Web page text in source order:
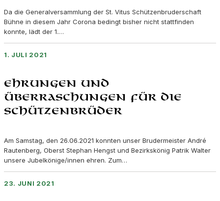
Da die Generalversammlung der St. Vitus Schützenbruderschaft
Bühne in diesem Jahr Corona bedingt bisher nicht stattfinden
konnte, lädt der 1.…
1. JULI 2021
Ehrungen und
Überraschungen für die
Schützenbrüder
Am Samstag, den 26.06.2021 konnten unser Brudermeister André
Rautenberg, Oberst Stephan Hengst und Bezirkskönig Patrik Walter
unsere Jubelkönige/innen ehren. Zum…
23. JUNI 2021